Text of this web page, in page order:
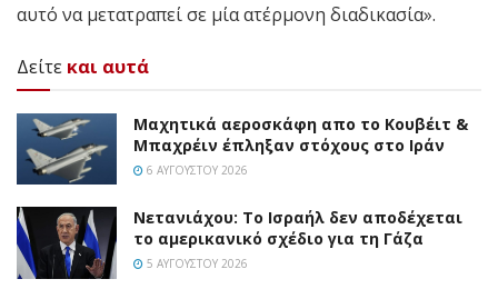
αυτό να μετατραπεί σε μία ατέρμονη διαδικασία».
Δείτε και αυτά
Mαχητικά αεροσκάφη απο το Κουβέιτ &
Μπαχρέιν έπληξαν στόχους στο Ιράν
6 ΑΥΓΟΎΣΤΟΥ 2026
Νετανιάχου: Το Ισραήλ δεν αποδέχεται
το αμερικανικό σχέδιο για τη Γάζα
5 ΑΥΓΟΎΣΤΟΥ 2026